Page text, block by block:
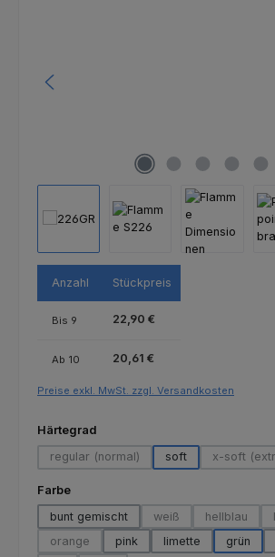
Anzahl Stückpreis
Bis 9 22,90 €
Ab 10 20,61 €
Preise exkl. MwSt. zzgl. Versandkosten
Härtegrad
regular (normal)
(Diese Option ist zurzeit nicht
soft x-soft
Farbeauswählen
bunt gemischt
weiß
(Diese Option ist
hellblau
(Diese
orange
(Diese Option ist zurzeit nicht verfügbar.)
pink limette grün